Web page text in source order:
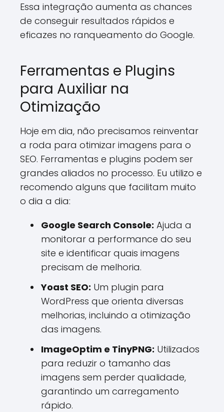
Essa integração aumenta as chances
de conseguir resultados rápidos e
eficazes no ranqueamento do Google.
Ferramentas e Plugins
para Auxiliar na
Otimização
Hoje em dia, não precisamos reinventar
a roda para otimizar imagens para o
SEO. Ferramentas e plugins podem ser
grandes aliados no processo. Eu utilizo e
recomendo alguns que facilitam muito
o dia a dia:
Google Search Console: Ajuda a
monitorar a performance do seu
site e identificar quais imagens
precisam de melhoria.
Yoast SEO: Um plugin para
WordPress que orienta diversas
melhorias, incluindo a otimização
das imagens.
ImageOptim e TinyPNG: Utilizados
para reduzir o tamanho das
imagens sem perder qualidade,
garantindo um carregamento
rápido.